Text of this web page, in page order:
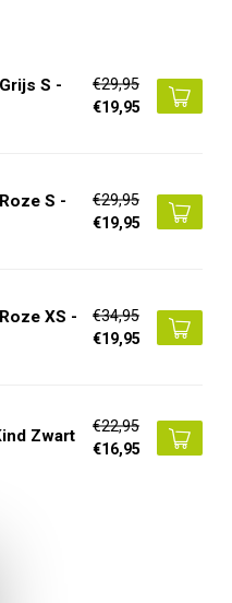
S -
€29,95
€19,95
S -
€29,95
€19,95
XS -
€34,95
€19,95
Zwart
€22,95
€16,95